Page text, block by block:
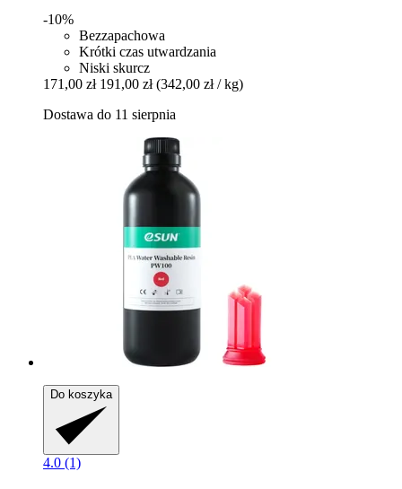
-10%
Bezzapachowa
Krótki czas utwardzania
Niski skurcz
171,00 zł 191,00 zł (342,00 zł / kg)
Dostawa do 11 sierpnia
Do koszyka
4.0 (1)